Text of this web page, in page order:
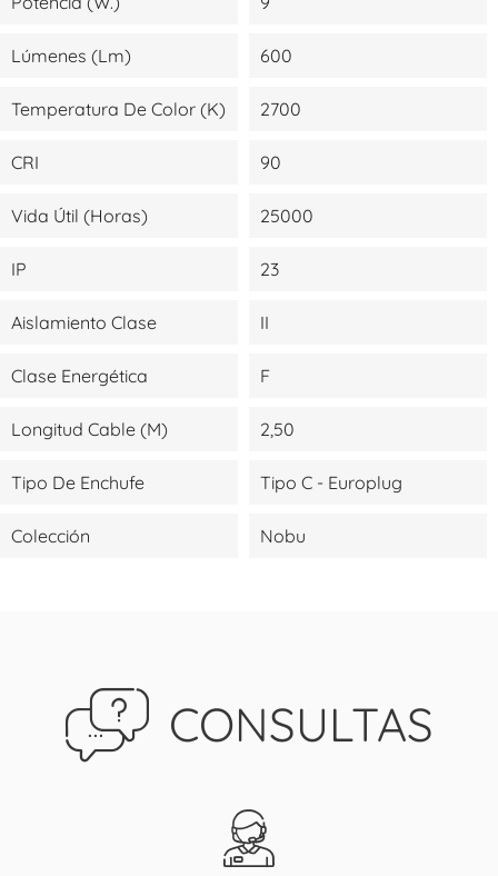
Lúmenes (lm) 600
Temperatura De Color (K) 2700
CRI 90
Vida Útil (Horas) 25000
IP 23
Aislamiento Clase II
Clase Energética F
Longitud Cable (m) 2,50
Tipo De Enchufe Tipo C - Europlug
Colección Nobu
CONSULTAS